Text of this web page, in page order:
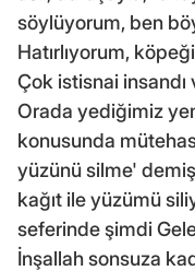
söylüyorum, ben
Hatırlıyorum,
Çok istisnai
Orada yediğimiz
konusunda
yüzünü silme'
kağıt ile yüzümü
seferinde şimdi
İnşallah sonsuza